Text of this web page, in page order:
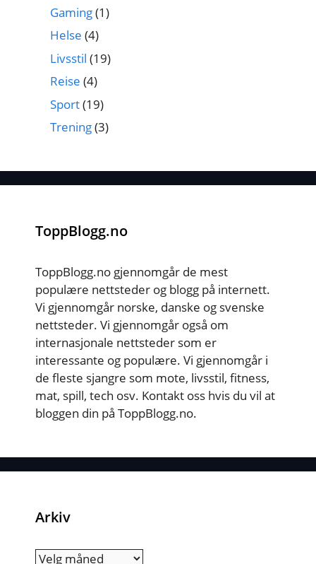
Gaming(1)
Helse (4)
Livsstil (19)
Reise (4)
Sport(19)
Trening(3)
ToppBlogg.no
ToppBlogg.no gjennomgår de mest
populære nettsteder og blogg på internett.
Vi gjennomgår norske, danske og svenske
nettsteder. Vi gjennomgår også om
internasjonale nettsteder som er
interessante og populære. Vi gjennomgår i
de fleste sjangre som mote, livsstil, fitness,
mat, spill, tech osv. Kontakt oss hvis du vil at
bloggen din på ToppBlogg.no.
Arkiv
Arkiv